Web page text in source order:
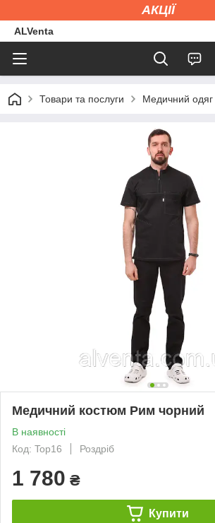
АКЦІЇ
ALVenta
Товари та послуги Медичний
Медичний костюм Рим чорний
В наявності
Код: Top16
Роздріб
1 780 ₴
Купити